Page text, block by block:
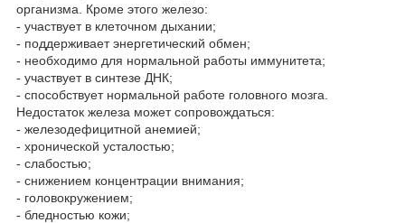
организма. Кроме этого железо:
- участвует в клеточном дыхании;
- поддерживает энергетический обмен;
- необходимо для нормальной работы иммунитета;
- участвует в синтезе ДНК;
- способствует нормальной работе головного мозга.
Недостаток железа может сопровождаться:
- железодефицитной анемией;
- хронической усталостью;
- слабостью;
- снижением концентрации внимания;
- головокружением;
- бледностью кожи;